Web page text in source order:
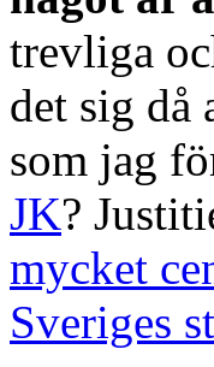
trevliga
det sig då
som jag
JK?
mycket
Sveriges